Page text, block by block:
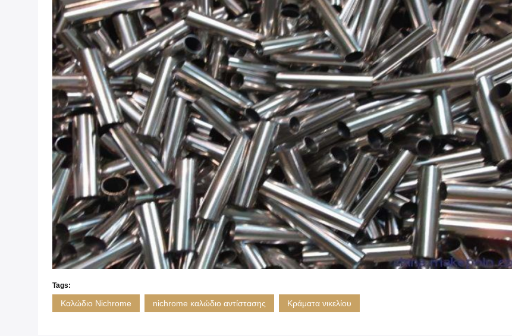
Tags:
Καλώδιο Nichrome nichrome καλώδιο αντίστασης Κράματα νικελίου